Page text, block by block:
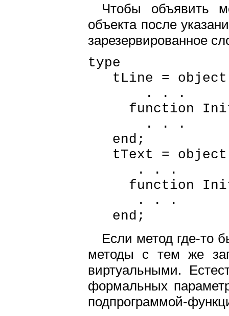
Чтобы объявить
объекта после
зарезервированное
type
tLine =
. . .
function
. . .
end;
tText =
. . .
function
. . .
end;
Если метод где-то
методы с тем же
виртуальными.
формальных
подпрограммой-